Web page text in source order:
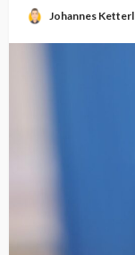
Johannes Ketterl